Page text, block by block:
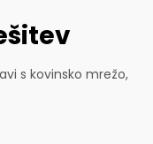
s kovinsko mrežo,